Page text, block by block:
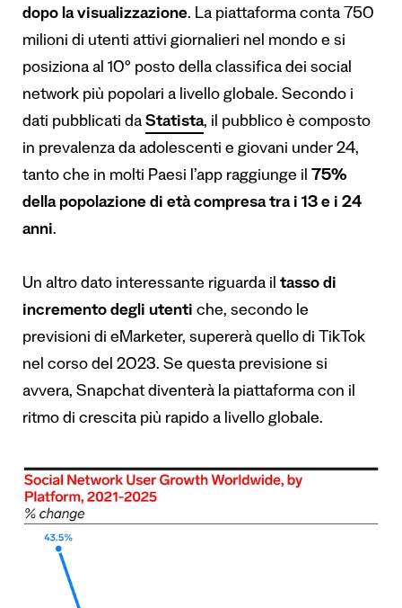
dopo la visualizzazione. La piattaforma conta 750
milioni di utenti attivi giornalieri nel mondo e si
posiziona al 10° posto della classifica dei social
network più popolari a livello globale. Secondo i
dati pubblicati da Statista, il pubblico è composto
in prevalenza da adolescenti e giovani under 24,
tanto che in molti Paesi l’app raggiunge il 75%
della popolazione di età compresa tra i 13 e i 24
anni.
Un altro dato interessante riguarda il tasso di
incremento degli utenti che, secondo le
previsioni di eMarketer, supererà quello di TikTok
nel corso del 2023. Se questa previsione si
avvera, Snapchat diventerà la piattaforma con il
ritmo di crescita più rapido a livello globale.